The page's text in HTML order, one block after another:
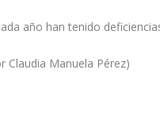
año han tenido
Claudia Manuela Pérez)